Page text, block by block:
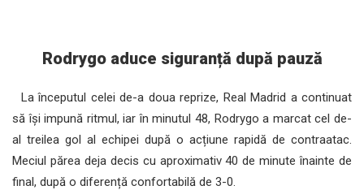
Rodrygo aduce siguranță după pauză
La începutul celei de-a doua reprize, Real Madrid a continuat
să își impună ritmul, iar în minutul 48, Rodrygo a marcat cel de-
al treilea gol al echipei după o acțiune rapidă de contraatac.
Meciul părea deja decis cu aproximativ 40 de minute înainte de
final, după o diferență confortabilă de 3-0.